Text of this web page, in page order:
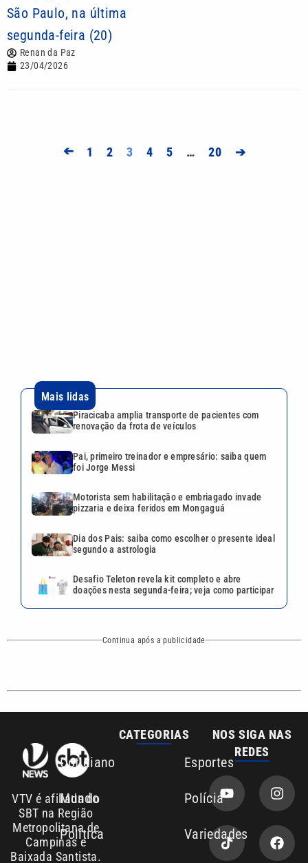
São Paulo, na última
segunda-feira (20)
Renan da Paz
23/04/2026
➔ 1 2 3 4 5 … 20 ➔
Desafio Teleton revela kit completo e abre
doações nesta segunda-feira; veja como participar
Continua após a publicidade
VTV é afiliada do
SBT na Região
Cotidiano
Mundo Polícia
REDES
Anuncie agora com a emissora VTV SBT
Área de cobertura que a VTV SBT acompanha:
Entre em contato com a VTV News
Copyright © 2026. Todos os direitos
reservados | Empresa de Comunicação PRM
Política de privacidade